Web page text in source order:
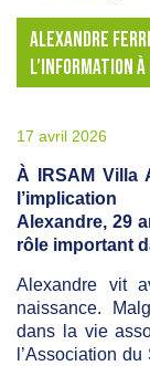
ALEXANDRE
L’INFORMATION
17 avril 2026
À IRSAM Villa
Alexandre, 29
rôle important
Alexandre vit
naissance.
dans la vie
l’Association